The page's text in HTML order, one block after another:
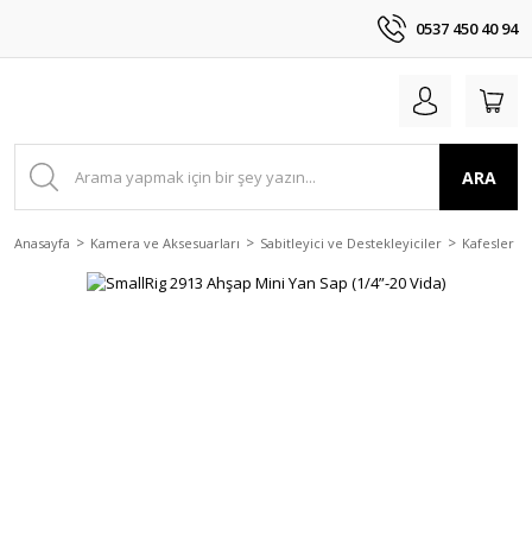
0537 450 40 94
ARA
Anasayfa Kamera ve Aksesuarları Sabitleyici ve Destekleyiciler Kafesler